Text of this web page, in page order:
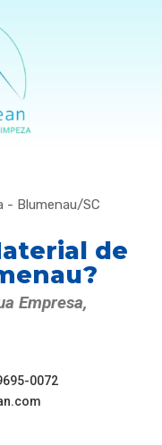
- Blumenau/SC
de
Empresa,
0072